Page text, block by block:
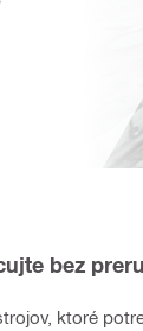
bez
ktoré